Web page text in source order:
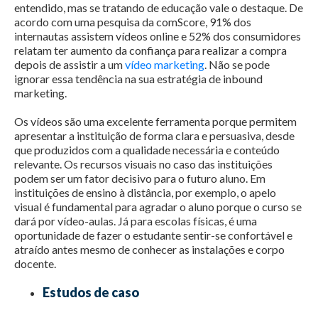
entendido, mas se tratando de educação vale o destaque. De
acordo com uma pesquisa da comScore, 91% dos
internautas assistem vídeos online e 52% dos consumidores
relatam ter aumento da confiança para realizar a compra
depois de assistir a umvídeo marketing . Não se pode
ignorar essa tendência na sua estratégia de inbound
marketing.
Os vídeos são uma excelente ferramenta porque permitem
apresentar a instituição de forma clara e persuasiva, desde
que produzidos com a qualidade necessária e conteúdo
relevante. Os recursos visuais no caso das instituições
podem ser um fator decisivo para o futuro aluno. Em
instituições de ensino à distância, por exemplo, o apelo
visual é fundamental para agradar o aluno porque o curso se
dará por vídeo-aulas. Já para escolas físicas, é uma
oportunidade de fazer o estudante sentir-se confortável e
atraído antes mesmo de conhecer as instalações e corpo
docente.
Estudos de caso